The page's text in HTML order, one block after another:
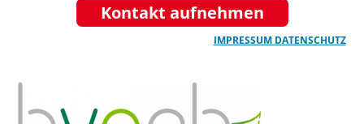
Kontakt aufnehmen
IMPRESSUM DATENSCHUTZ